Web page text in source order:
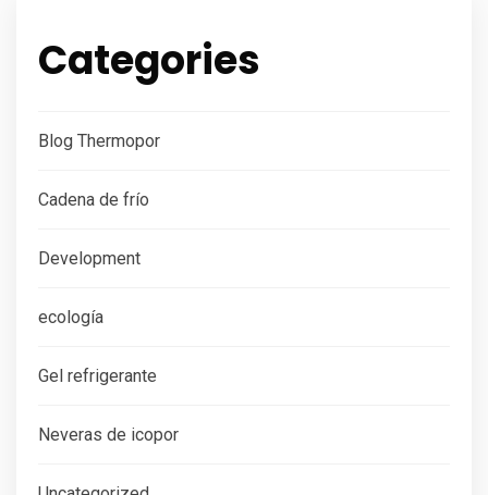
Categories
Blog Thermopor
Cadena de frío
Development
ecología
Gel refrigerante
Neveras de icopor